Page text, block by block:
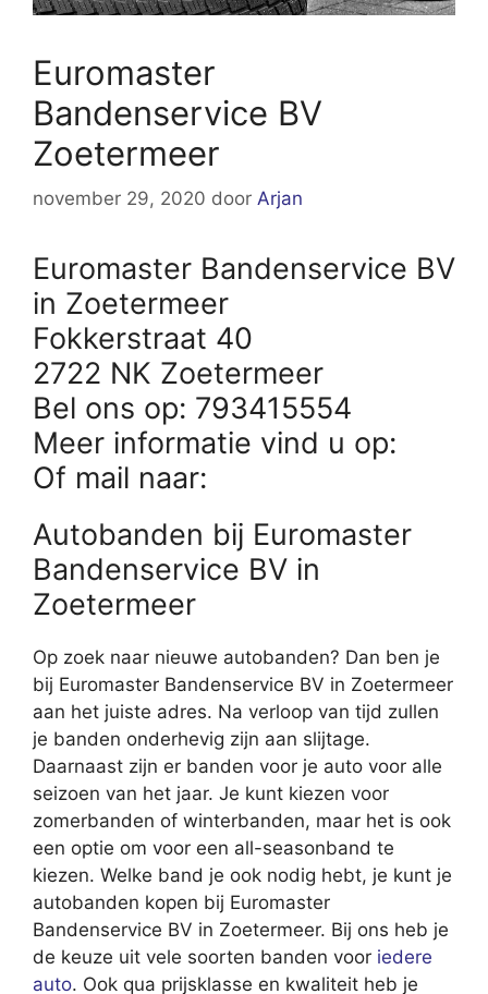
Euromaster
Bandenservice BV
Zoetermeer
november 29, 2020 door Arjan
Euromaster Bandenservice BV
in Zoetermeer
Fokkerstraat 40
2722 NK Zoetermeer
Bel ons op: 793415554
Meer informatie vind u op:
Of mail naar:
Autobanden bij Euromaster
Bandenservice BV in
Zoetermeer
Op zoek naar nieuwe autobanden? Dan ben je
bij Euromaster Bandenservice BV in Zoetermeer
aan het juiste adres. Na verloop van tijd zullen
je banden onderhevig zijn aan slijtage.
Daarnaast zijn er banden voor je auto voor alle
seizoen van het jaar. Je kunt kiezen voor
zomerbanden of winterbanden, maar het is ook
een optie om voor een all-seasonband te
kiezen. Welke band je ook nodig hebt, je kunt je
autobanden kopen bij Euromaster
Bandenservice BV in Zoetermeer. Bij ons heb je
de keuze uit vele soorten banden voor iedere
auto. Ook qua prijsklasse en kwaliteit heb je